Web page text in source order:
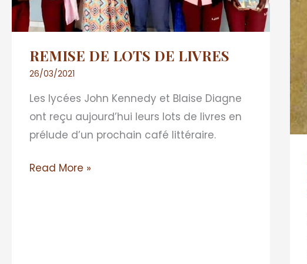
REMISE DE LOTS DE LIVRES
26/03/2021
Les lycées John Kennedy et Blaise Diagne
ont reçu aujourd’hui leurs lots de livres en
prélude d’un prochain café littéraire.
Read More »